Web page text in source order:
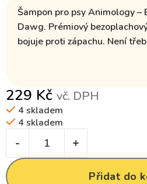
Šampon pro psy Animology –
Dawg. Prémiový
bojuje proti zápachu. Není
229 Kč vč. DPH
4 skladem
4 skladem
Přidat do